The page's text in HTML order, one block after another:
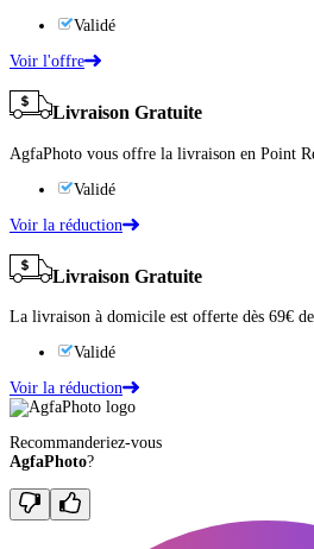
Validé
Voir l'offre
Livraison Gratuite
AgfaPhoto vous offre la livraison en Point
Validé
Voir la réduction
Livraison Gratuite
La livraison à domicile est offerte dès 69€
Validé
Voir la réduction
Recommanderiez-vous
AgfaPhoto?